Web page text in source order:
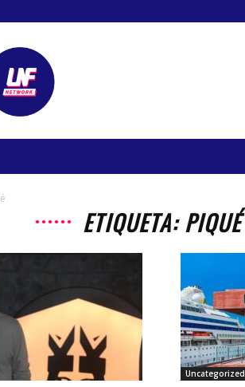
Lanetafutbolera
ETIQUETA: PIQUÉ
Uncategorized